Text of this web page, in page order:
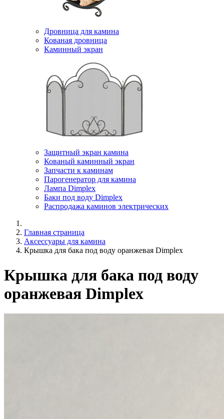
Дровница для камина
Кованая дровница
Каминный экран
Защитный экран камина
Кованый каминный экран
Запчасти к каминам
Парогенератор для камина
Лампа Dimplex
Баки под воду Dimplex
Распродажа каминов электрических
Главная страница
Аксессуары для камина
Крышка для бака под воду оранжевая Dimplex
Крышка для бака под воду
оранжевая Dimplex